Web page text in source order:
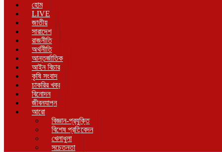
হোম
LIVE
জাতীয়
সারাদেশ
রাজনীতি
অর্থনীতি
আন্তর্জাতিক
আইন বিচার
কৃষি সংবাদ
চাকরির খবর
বিনোদন
জীবনযাপন
আরো
বিজ্ঞান-প্রযুক্তি
বিশেষ প্রতিবেদন
খেলাধুলা
সচেতনতা